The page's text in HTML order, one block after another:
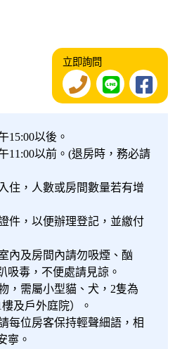
立即詢問
15:00以後。
11:00以前。(退房時，務必請
住，人數或房間數量若有增
件，以便辦理登記，並繳付
內及房間內請勿吸煙、酗
吸毒，不便處請見諒。
，需屬小型貓、犬，2隻為
及戶外庭院）。
每位房客保持輕聲細語，相
寧。